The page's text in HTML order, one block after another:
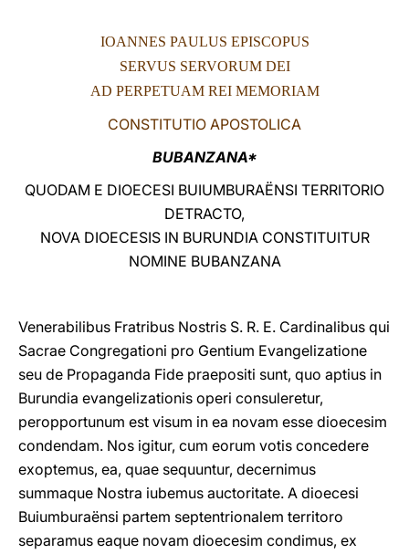
IOANNES PAULUS EPISCOPUS
SERVUS SERVORUM DEI
AD PERPETUAM REI MEMORIAM
CONSTITUTIO APOSTOLICA
BUBANZANA*
QUODAM E DIOECESI BUIUMBURAËNSI TERRITORIO
DETRACTO,
NOVA DIOECESIS IN BURUNDIA CONSTITUITUR
NOMINE BUBANZANA
Venerabilibus Fratribus Nostris S. R. E. Cardinalibus qui
Sacrae Congregationi pro Gentium Evangelizatione
seu de Propaganda Fide praepositi sunt, quo aptius in
Burundia evangelizationis operi consuleretur,
peropportunum est visum in ea novam esse dioecesim
condendam. Nos igitur, cum eorum votis concedere
exoptemus, ea, quae sequuntur, decernimus
summaque Nostra iubemus auctoritate. A dioecesi
Buiumburaënsi partem septentrionalem territoro
separamus eaque novam dioecesim condimus, ex